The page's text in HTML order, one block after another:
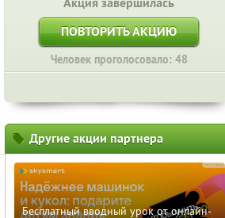
ПОВТОРИТЬ АКЦИЮ
Человек проголосовало: 48
Другие акции партнера
Бесплатный вводный урок от онлайн-